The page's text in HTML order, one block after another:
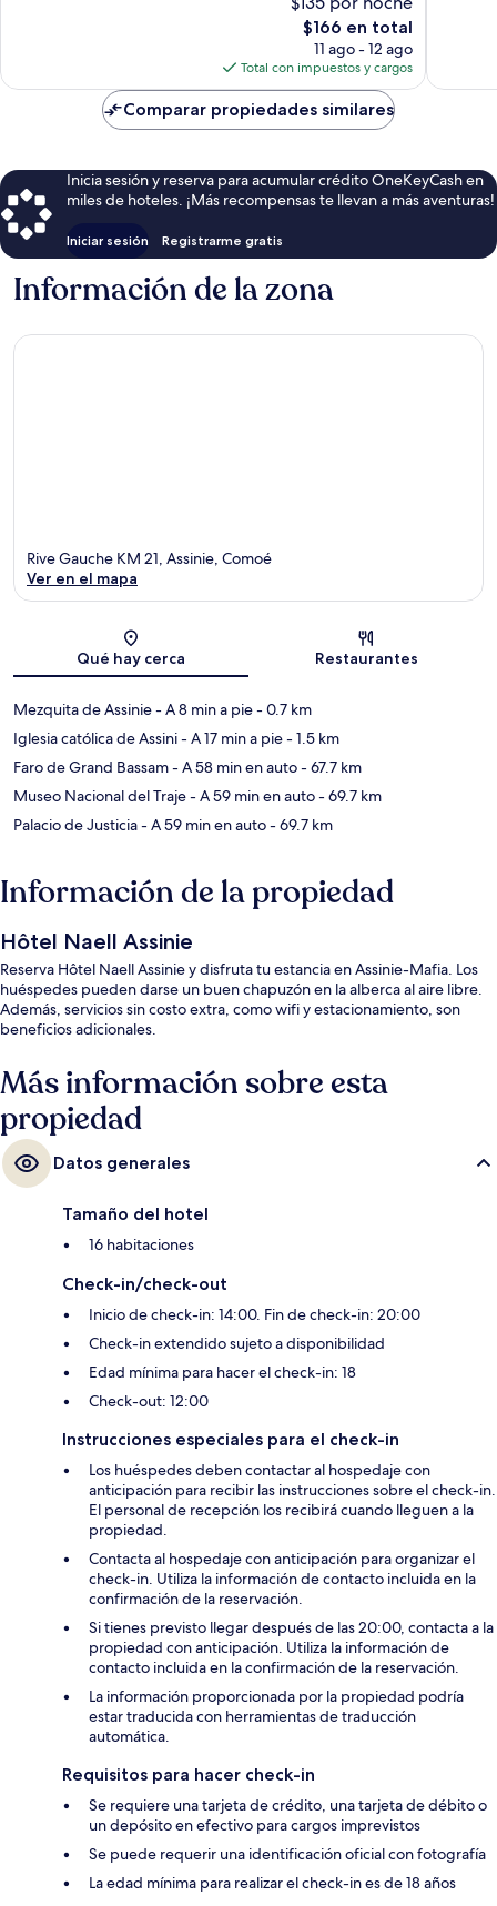
El
precio
actual
es
de
$166
$166 en total
11 ago - 12 ago
Total con impuestos y cargos
Comparar propiedades similares
Inicia sesión y reserva para acumular crédito OneKeyCash en
miles de hoteles. ¡Más recompensas te llevan a más aventuras!
Iniciar sesión Registrarme gratis
Información de la zona
Sección del mapa
Rive Gauche KM 21, Assinie, Comoé
Ver en el mapa
Qué hay cerca Restaurantes
Mezquita de Assinie- A 8 min a pie- 0.7 km
Iglesia católica de Assini- A 17 min a pie- 1.5 km
Faro de Grand Bassam- A 58 min en auto- 67.7 km
Museo Nacional del Traje- A 59 min en auto- 69.7 km
Palacio de Justicia- A 59 min en auto- 69.7 km
Información de la propiedad
Hôtel Naell Assinie
Reserva Hôtel Naell Assinie y disfruta tu estancia en Assinie-Mafia. Los
huéspedes pueden darse un buen chapuzón en la alberca al aire libre.
Además, servicios sin costo extra, como wifi y estacionamiento, son
beneficios adicionales.
Más información sobre esta
propiedad
Datos generales
Tamaño del hotel
16 habitaciones
Check-in/check-out
Inicio de check-in: 14:00. Fin de check-in: 20:00
Check-in extendido sujeto a disponibilidad
Edad mínima para hacer el check-in: 18
Check-out: 12:00
Instrucciones especiales para el check-in
Los huéspedes deben contactar al hospedaje con
anticipación para recibir las instrucciones sobre el check-in.
El personal de recepción los recibirá cuando lleguen a la
propiedad.
Contacta al hospedaje con anticipación para organizar el
check-in. Utiliza la información de contacto incluida en la
confirmación de la reservación.
Si tienes previsto llegar después de las 20:00, contacta a la
propiedad con anticipación. Utiliza la información de
contacto incluida en la confirmación de la reservación.
La información proporcionada por la propiedad podría
estar traducida con herramientas de traducción
automática.
Requisitos para hacer check-in
Se requiere una tarjeta de crédito, una tarjeta de débito o
un depósito en efectivo para cargos imprevistos
Se puede requerir una identificación oficial con fotografía
La edad mínima para realizar el check-in es de 18 años